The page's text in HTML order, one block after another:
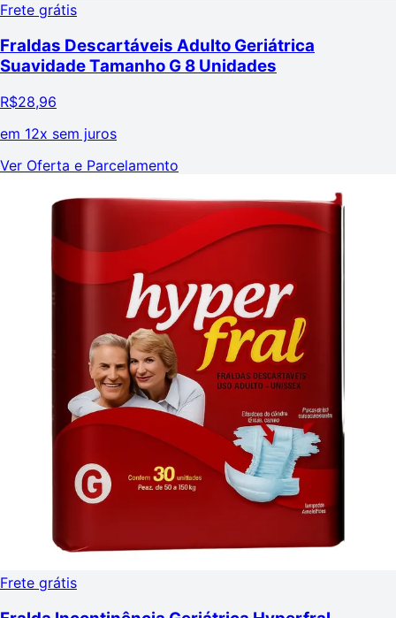
Frete grátis
Fraldas Descartáveis Adulto Geriátrica
Suavidade Tamanho G 8 Unidades
R$28,96
em 12x sem juros
Ver Oferta e Parcelamento
Frete grátis